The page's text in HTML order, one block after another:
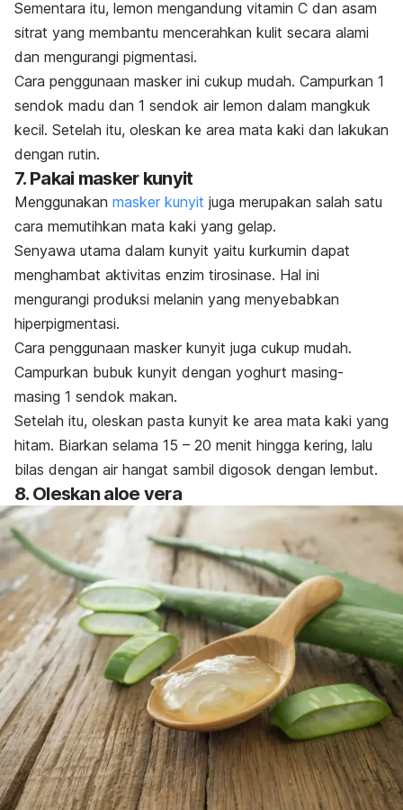
Sementara itu, lemon mengandung vitamin C dan asam
sitrat yang membantu mencerahkan kulit secara alami
dan mengurangi pigmentasi.
Cara penggunaan masker ini cukup mudah. Campurkan 1
sendok madu dan 1 sendok air lemon dalam mangkuk
kecil. Setelah itu, oleskan ke area mata kaki dan lakukan
dengan rutin.
7. Pakai masker kunyit
Menggunakan masker kunyit juga merupakan salah satu
cara memutihkan mata kaki yang gelap.
Senyawa utama dalam kunyit yaitu kurkumin dapat
menghambat aktivitas enzim tirosinase. Hal ini
mengurangi produksi melanin yang menyebabkan
hiperpigmentasi.
Cara penggunaan masker kunyit juga cukup mudah.
Campurkan bubuk kunyit dengan yoghurt masing-
masing 1 sendok makan.
Setelah itu, oleskan pasta kunyit ke area mata kaki yang
hitam. Biarkan selama 15 – 20 menit hingga kering, lalu
bilas dengan air hangat sambil digosok dengan lembut.
8. Oleskan aloe vera